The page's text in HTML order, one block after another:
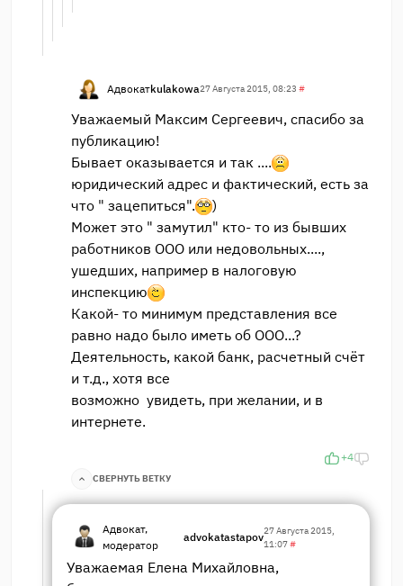
Адвокатkulakowa27 Августа 2015, 08:23 #
Уважаемый Максим Сергеевич, спасибо за
публикацию!
Бывает оказывается и так ....
юридический адрес и фактический, есть за
что " зацепиться".
)
Может это " замутил" кто- то из бывших
работников ООО или недовольных....,
ушедших, например в налоговую
инспекцию
Какой- то минимум представления все
равно надо было иметь об ООО...?
Деятельность, какой банк, расчетный счёт
и т.д., хотя все
возможно увидеть, при желании, и в
интернете.
+4
СВЕРНУТЬ ВЕТКУ
Адвокат,
модератор
advokatastapov27 Августа 2015,
11:07#
Уважаемая Елена Михайловна,